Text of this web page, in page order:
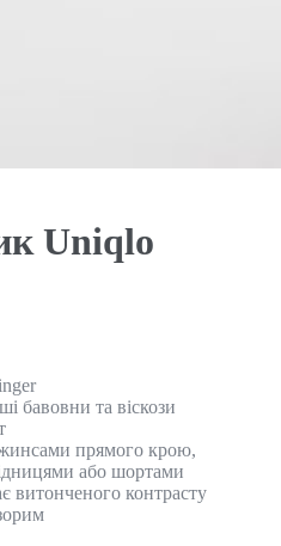
Uniqlo
бавовни та віскози
прямого крою,
або шортами
витонченого контрасту